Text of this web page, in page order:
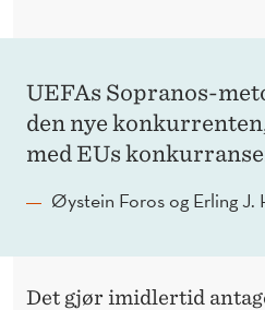
E
UEFAs Sopranos-
den nye
med EUs
Øystein Foros og Erling J.
Det gjør imidlertid